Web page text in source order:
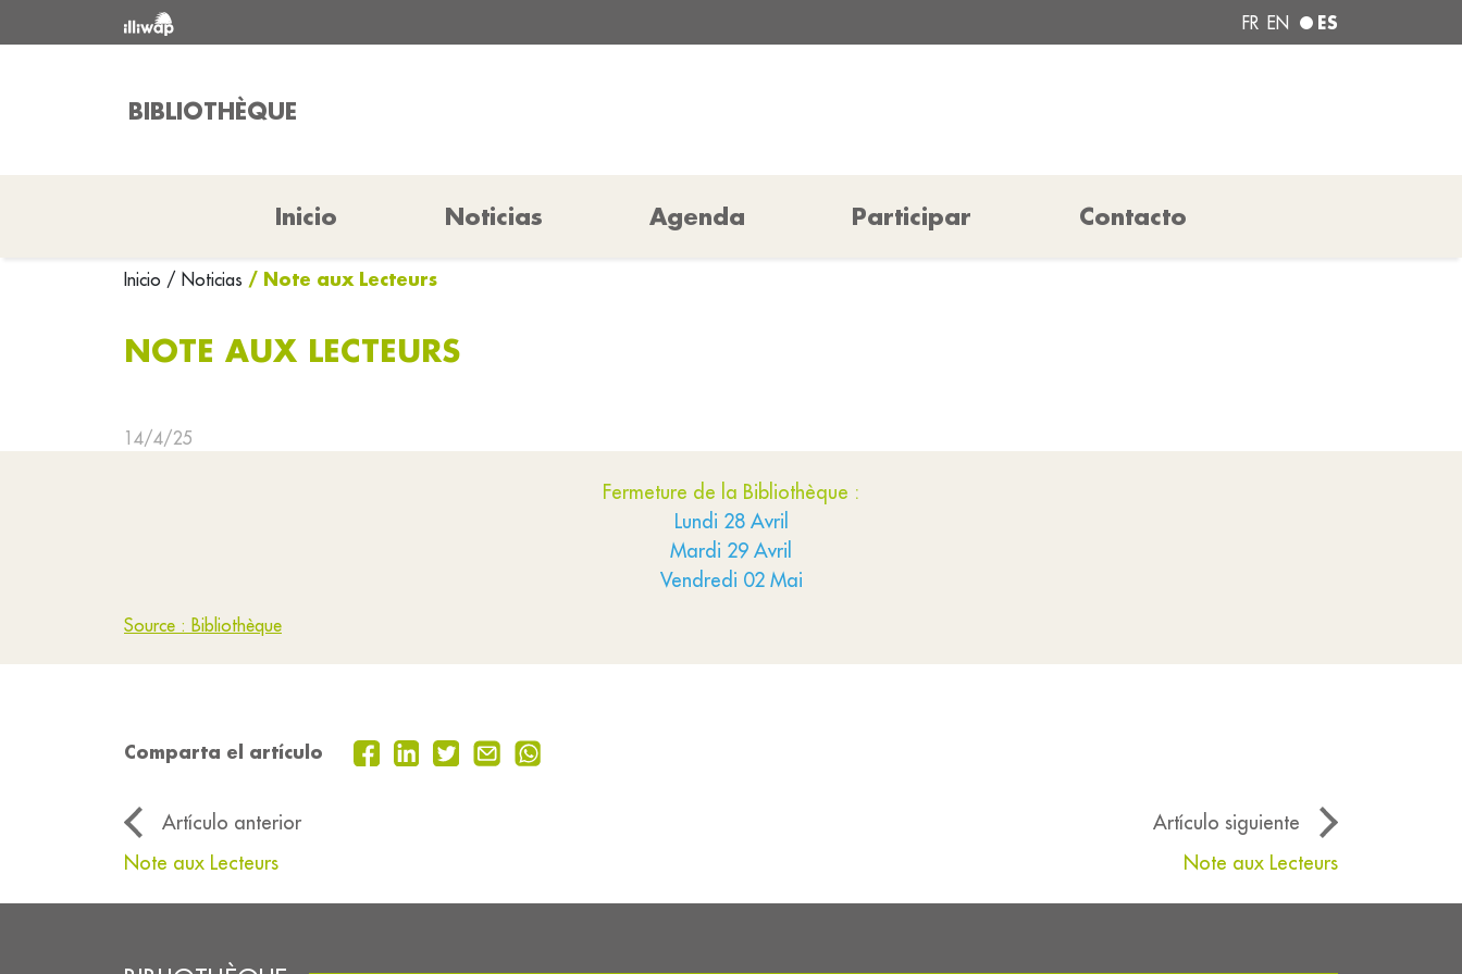
FR EN ES
BIBLIOTHÈQUE
Inicio Noticias Agenda Participar Contacto
Inicio / Noticias / Note aux Lecteurs
NOTE AUX LECTEURS
14/4/25
Fermeture de la Bibliothèque :
Lundi 28 Avril
Mardi 29 Avril
Vendredi 02 Mai
Source : Bibliothèque
Comparta el artículo
Artículo anterior
Artículo siguiente
Note aux Lecteurs
Note aux Lecteurs